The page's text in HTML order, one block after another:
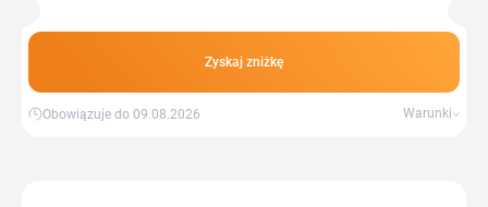
Zyskaj zniżkę
Obowiązuje do 09.08.2026 Warunki